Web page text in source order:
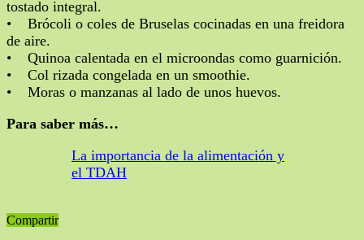
tostado integral.
• Brócoli o coles de Bruselas cocinadas en una freidora
de aire.
• Quinoa calentada en el microondas como guarnición.
• Col rizada congelada en un smoothie.
• Moras o manzanas al lado de unos huevos.
Para saber más…
La importancia de la alimentación y
el TDAH
Compartir